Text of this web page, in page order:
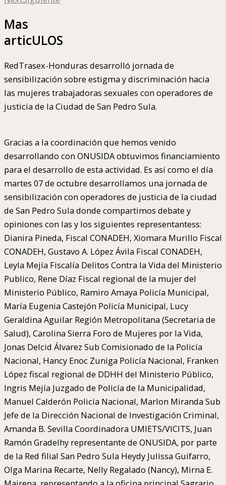
Mas
articULOS
RedTrasex-Honduras desarrolló jornada de
sensibilización sobre estigma y discriminación hacia
las mujeres trabajadoras sexuales con operadores de
justicia de la Ciudad de San Pedro Sula.
Gracias a la coordinación que hemos venido
desarrollando con ONUSIDA obtuvimos financiamiento
para el desarrollo de esta actividad. Es así como el día
martes 07 de octubre desarrollamos una jornada de
sensibilización con operadores de justicia de la ciudad
de San Pedro Sula donde compartimos debate y
opiniones con las y los siguientes representantess:
Dianira Pineda, Fiscal CONADEH, Xiomara Murillo Fiscal
CONADEH, Gustavo A. López Ávila Fiscal CONADEH,
Leyla Mejía Fiscalía Delitos Contra la Vida del Ministerio
Publico, Rene Díaz Fiscal regional de la mujer del
Ministerio Público, Ramiro Amaya Policía Municipal,
María Eugenia Castejón Policía Municipal, Lucy
Geraldina Aguilar Región Metropolitana (Secretaria de
Salud), Carolina Sierra Foro de Mujeres por la Vida,
Jonas Delcid Álvarez Sub Comisionado de la Policía
Nacional, Hancy Enoc Zuniga Policía Nacional, Franken
López fiscal regional de DDHH del Ministerio Público,
Ingris Mejía Juzgado de Policía de la Municipalidad,
Manuel Calderón Policía Nacional, Marlon Miranda Sub
Jefe de la Dirección Nacional de Investigación Criminal,
Amanda B. Sevilla Coordinadora UMIETS/VICITS, Juan
Ramón Gradelhy representante de ONUSIDA, por parte
de la Red filial San Pedro Sula Heydy Julissa Guifarro,
Olga Marina Recarte, Nelly Regalado (Nancy), Mirna E.